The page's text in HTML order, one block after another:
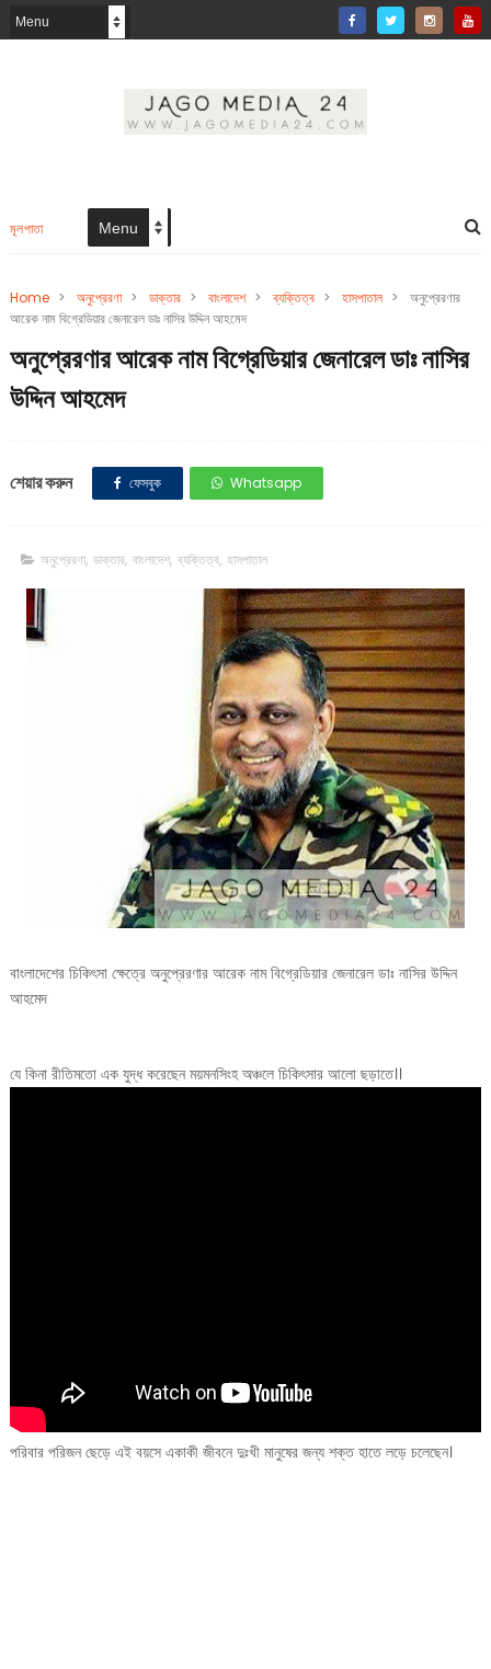
মূলপাতা
Home > অনুপ্রেরণা > ডাক্তার > বাংলাদেশ > ব্যক্তিত্ব > হাসপাতাল >
অনুপ্রেরণার
আরেক নাম বিগ্রেডিয়ার জেনারেল ডাঃ নাসির উদ্দিন আহমেদ
অনুপ্রেরণার আরেক নাম বিগ্রেডিয়ার জেনারেল ডাঃ নাসির
উদ্দিন আহমেদ
শেয়ার করুন ফেসবুক Whatsapp
অনুপ্রেরণা, ডাক্তার, বাংলাদেশ, ব্যক্তিত্ব, হাসপাতাল
বাংলাদেশের চিকিৎসা ক্ষেত্রে অনুপ্রেরণার আরেক নাম বিগ্রেডিয়ার জেনারেল ডাঃ নাসির উদ্দিন
আহমেদ
যে কিনা রীতিমতো এক যুদ্ধ করেছেন ময়মনসিংহ অঞ্চলে চিকিৎসার আলো ছড়াতে।।
পরিবার পরিজন ছেড়ে এই বয়সে একাকী জীবনে দুঃখী মানুষের জন্য শক্ত হাতে লড়ে চলেছেন।